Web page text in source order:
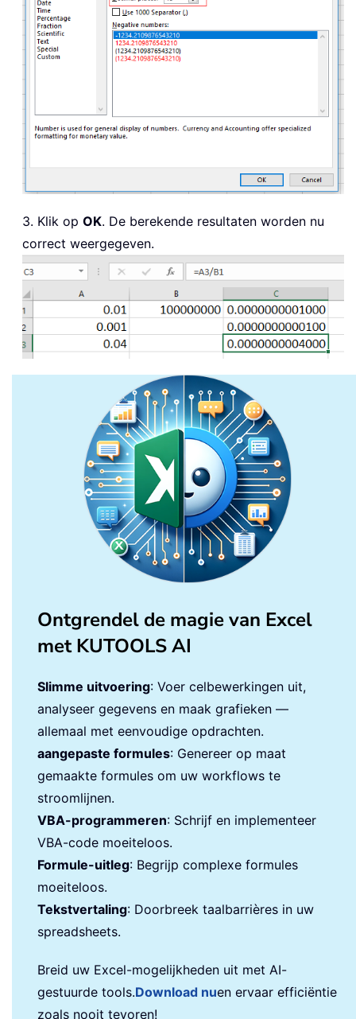
3. Klik op OK. De berekende resultaten worden nu
correct weergegeven.
Ontgrendel de magie van Excel
met KUTOOLS AI
Slimme uitvoering: Voer celbewerkingen uit,
analyseer gegevens en maak grafieken —
allemaal met eenvoudige opdrachten.
aangepaste formules: Genereer op maat
gemaakte formules om uw workflows te
stroomlijnen.
VBA-programmeren: Schrijf en implementeer
VBA-code moeiteloos.
Formule-uitleg: Begrijp complexe formules
moeiteloos.
Tekstvertaling: Doorbreek taalbarrières in uw
spreadsheets.
Breid uw Excel-mogelijkheden uit met AI-
gestuurde tools.Download nuen ervaar efficiëntie
zoals nooit tevoren!